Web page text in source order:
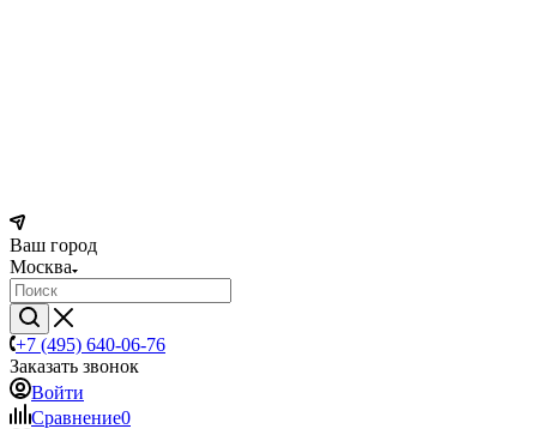
Ваш город
Москва
+7 (495) 640-06-76
Заказать звонок
Войти
Сравнение0